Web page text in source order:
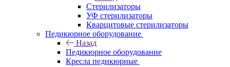
Стерилизаторы
УФ стерилизаторы
Кварцитовые стерилизаторы
Педикюрное оборудование
Назад
Педикюрное оборудование
Кресла педикюрные